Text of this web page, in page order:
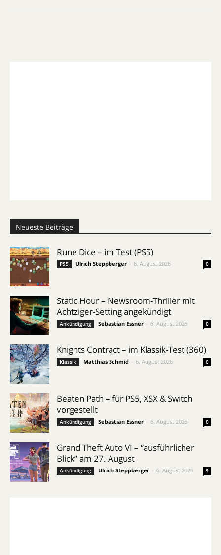
Neueste Beiträge
Rune Dice – im Test (PS5)
PS5 Ulrich Steppberger 6. August 2026 0
Static Hour – Newsroom-Thriller mit
Achtziger-Setting angekündigt
Ankündigung Sebastian Essner 6. August 2026 0
Knights Contract – im Klassik-Test (360)
Klassik Matthias Schmid 6. August 2026 0
Beaten Path – für PS5, XSX & Switch
vorgestellt
Ankündigung Sebastian Essner 6. August 2026 0
Grand Theft Auto VI – “ausführlicher
Blick” am 27. August
Ankündigung Ulrich Steppberger 6. August 2026 9